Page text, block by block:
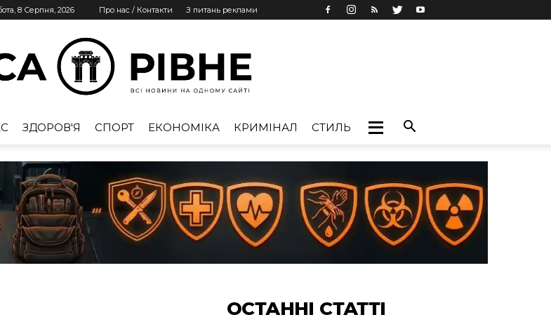
8 Серпня, 2026 Про нас / Контакти З питань реклами
Рівне
ЗДОРОВ'Я СПОРТ ЕКОНОМІКА КРИМІНАЛ СТИЛЬ
ОСТАННІ СТАТТІ